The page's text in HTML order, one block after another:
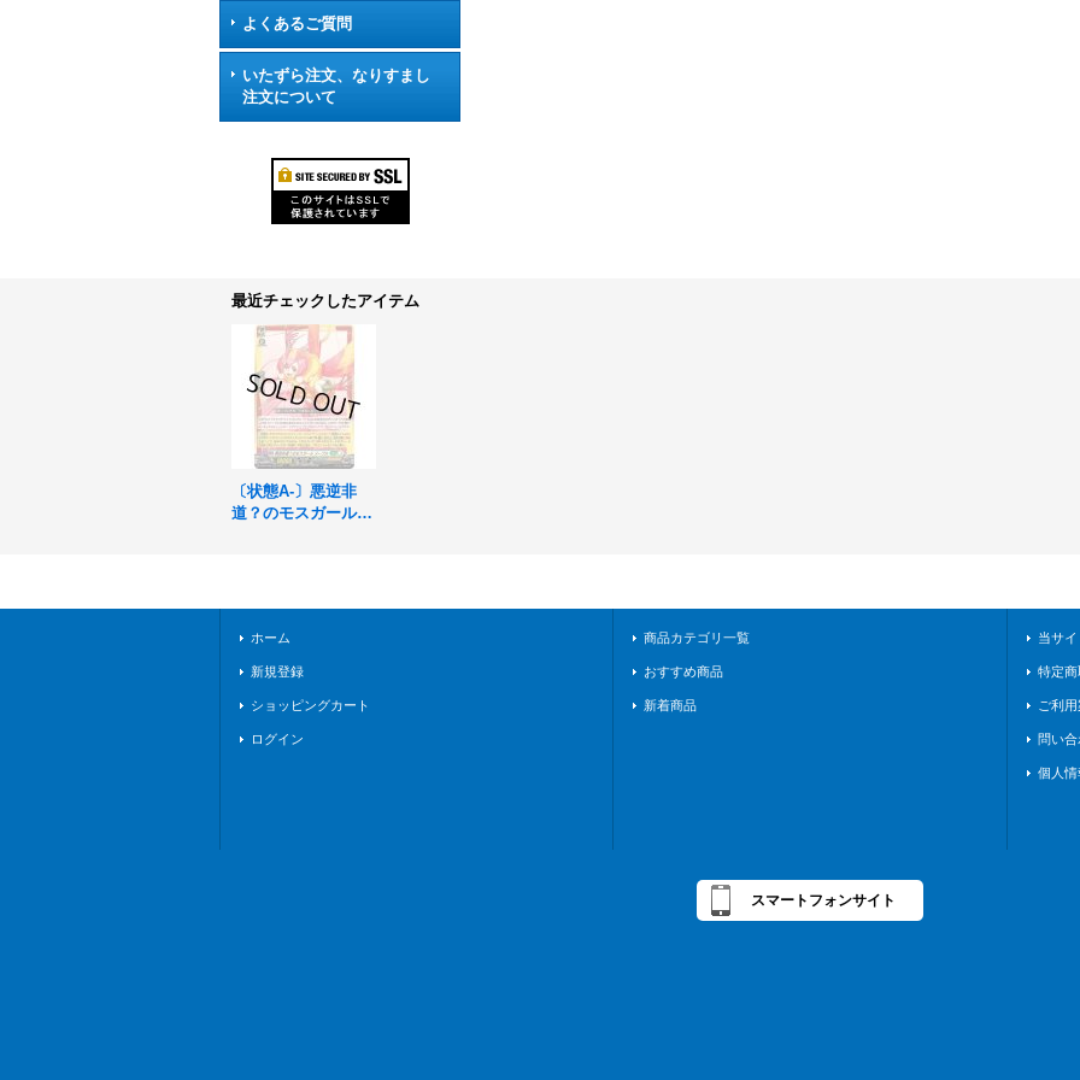
よくあるご質問
いたずら注文、なりすまし
注文について
最近チェックしたアイテム
〔状態A-〕悪逆非
道？のモスガールメ
ホーム
新規登録
ショッピングカート
ログイン
商品カテゴリ一覧
おすすめ商品
新着商品
当サ
特定
ご利
問い合
個人
スマートフォンサイト